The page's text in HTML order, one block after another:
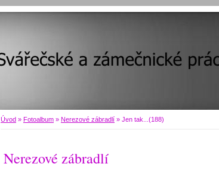
Úvod » Fotoalbum » Nerezové zábradlí » Jen tak...(188)
Nerezové zábradlí